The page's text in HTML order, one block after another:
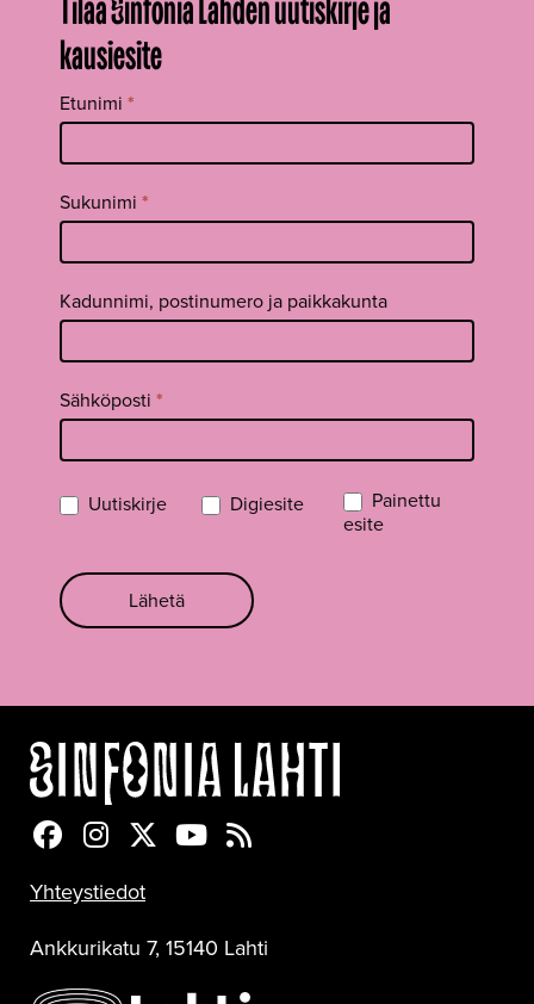
Tilaa Sinfonia Lahden uutiskirje ja
kausiesite
Tilaa
uutiskirje
footer FI
Etunimi *
Sukunimi *
Kadunnimi, postinumero ja paikkakunta
Sähköposti *
Uutiskirje Digiesite
Painettu
esite
Lähetä
Sinfonia Lahti Facebookissa
Sinfonia Lahti Instagramissa
Sinfonia Lahti Twitterissä
Sinfonia Lahti YouTubessa
Sinfonia Lahti RSS-feed
Yhteystiedot
Ankkurikatu 7, 15140 Lahti